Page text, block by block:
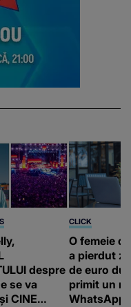
despre
se va
CINE
CLICK
O femeie
a pierdut
de euro
primit un